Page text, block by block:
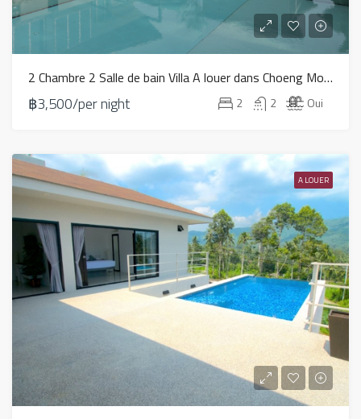
2 Chambre 2 Salle de bain Villa A louer dans Choeng Mon – HV0049
฿3,500/per night 2 2 Oui
A LOUER